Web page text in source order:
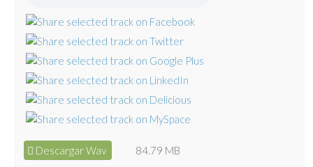
Descargar Wav
84.79 MB